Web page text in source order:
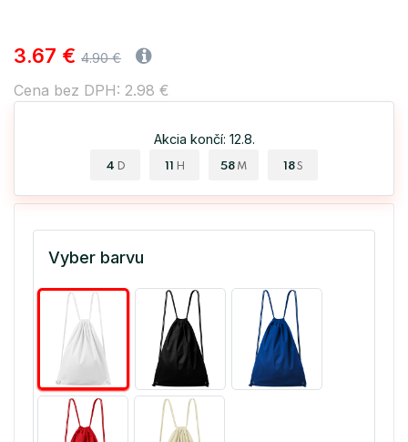
3.67 € 4.90 €
Cena bez DPH: 2.98 €
Akcia končí: 12.8.
4 D 11 H 58 M 18 S
Vyber barvu